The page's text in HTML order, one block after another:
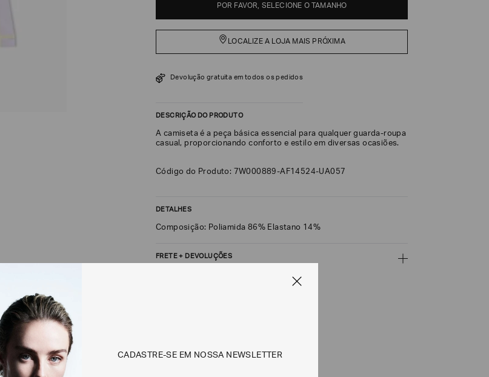
POR FAVOR, SELECIONE O TAMANHO
LOCALIZE A LOJA MAIS PRÓXIMA
Devolução gratuita em todos os pedidos
DESCRIÇÃO DO PRODUTO
A camiseta é a peça básica essencial para qualquer guarda-roupa
casual, proporcionando conforto e estilo em diversas ocasiões.
Código do Produto: 7W000889-AF14524-UA057
DETALHES
Composição: Poliamida 86% Elastano 14%
FRETE + DEVOLUÇÕES
Os preços, prazos e tipos de entrega são válidos apenas para este produto
CADASTRE-SE EM NOSSA NEWSLETTER